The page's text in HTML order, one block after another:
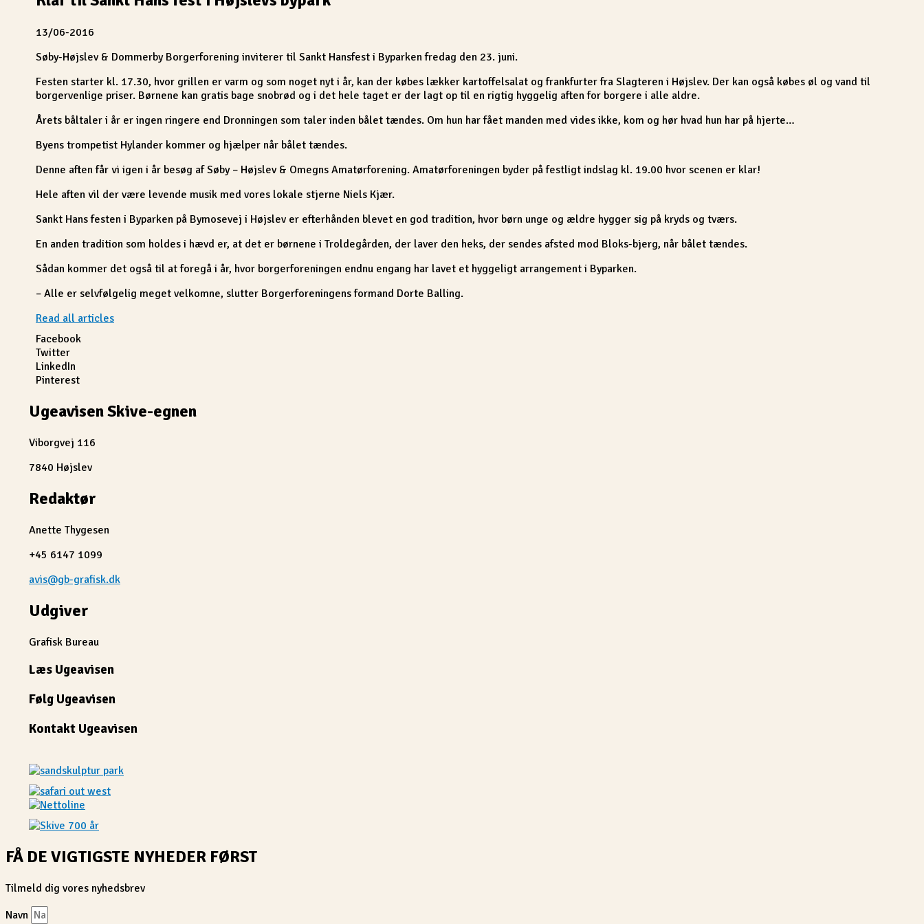
13/06-2016
Søby-Højslev & Dommerby Borgerforening inviterer til Sankt Hansfest i Byparken fredag den 23. juni.
Festen starter kl. 17.30, hvor grillen er varm og som noget nyt i år, kan der købes lækker kartoffelsalat og frankfurter fra Slagteren i Højslev. Der kan også købes øl og vand til
borgervenlige priser. Børnene kan gratis bage snobrød og i det hele taget er der lagt op til en rigtig hyggelig aften for borgere i alle aldre.
Årets båltaler i år er ingen ringere end Dronningen som taler inden bålet tændes. Om hun har fået manden med vides ikke, kom og hør hvad hun har på hjerte…
Byens trompetist Hylander kommer og hjælper når bålet tændes.
Denne aften får vi igen i år besøg af Søby – Højslev & Omegns Amatørforening. Amatørforeningen byder på festligt indslag kl. 19.00 hvor scenen er klar!
Hele aften vil der være levende musik med vores lokale stjerne Niels Kjær.
Sankt Hans festen i Byparken på Bymosevej i Højslev er efterhånden blevet en god tradition, hvor børn unge og ældre hygger sig på kryds og tværs.
En anden tradition som holdes i hævd er, at det er børnene i Troldegården, der laver den heks, der sendes afsted mod Bloks-bjerg, når bålet tændes.
Sådan kommer det også til at foregå i år, hvor borgerforeningen endnu engang har lavet et hyggeligt arrangement i Byparken.
– Alle er selvfølgelig meget velkomne, slutter Borgerforeningens formand Dorte Balling.
Read all articles
Facebook
Twitter
LinkedIn
Pinterest
Ugeavisen Skive-egnen
Viborgvej 116
7840 Højslev
Redaktør
Anette Thygesen
+45 6147 1099
avis@gb-grafisk.dk
Udgiver
Grafisk Bureau
Læs Ugeavisen
Følg Ugeavisen
Kontakt Ugeavisen
FÅ DE VIGTIGSTE NYHEDER FØRST
Tilmeld dig vores nyhedsbrev
Navn